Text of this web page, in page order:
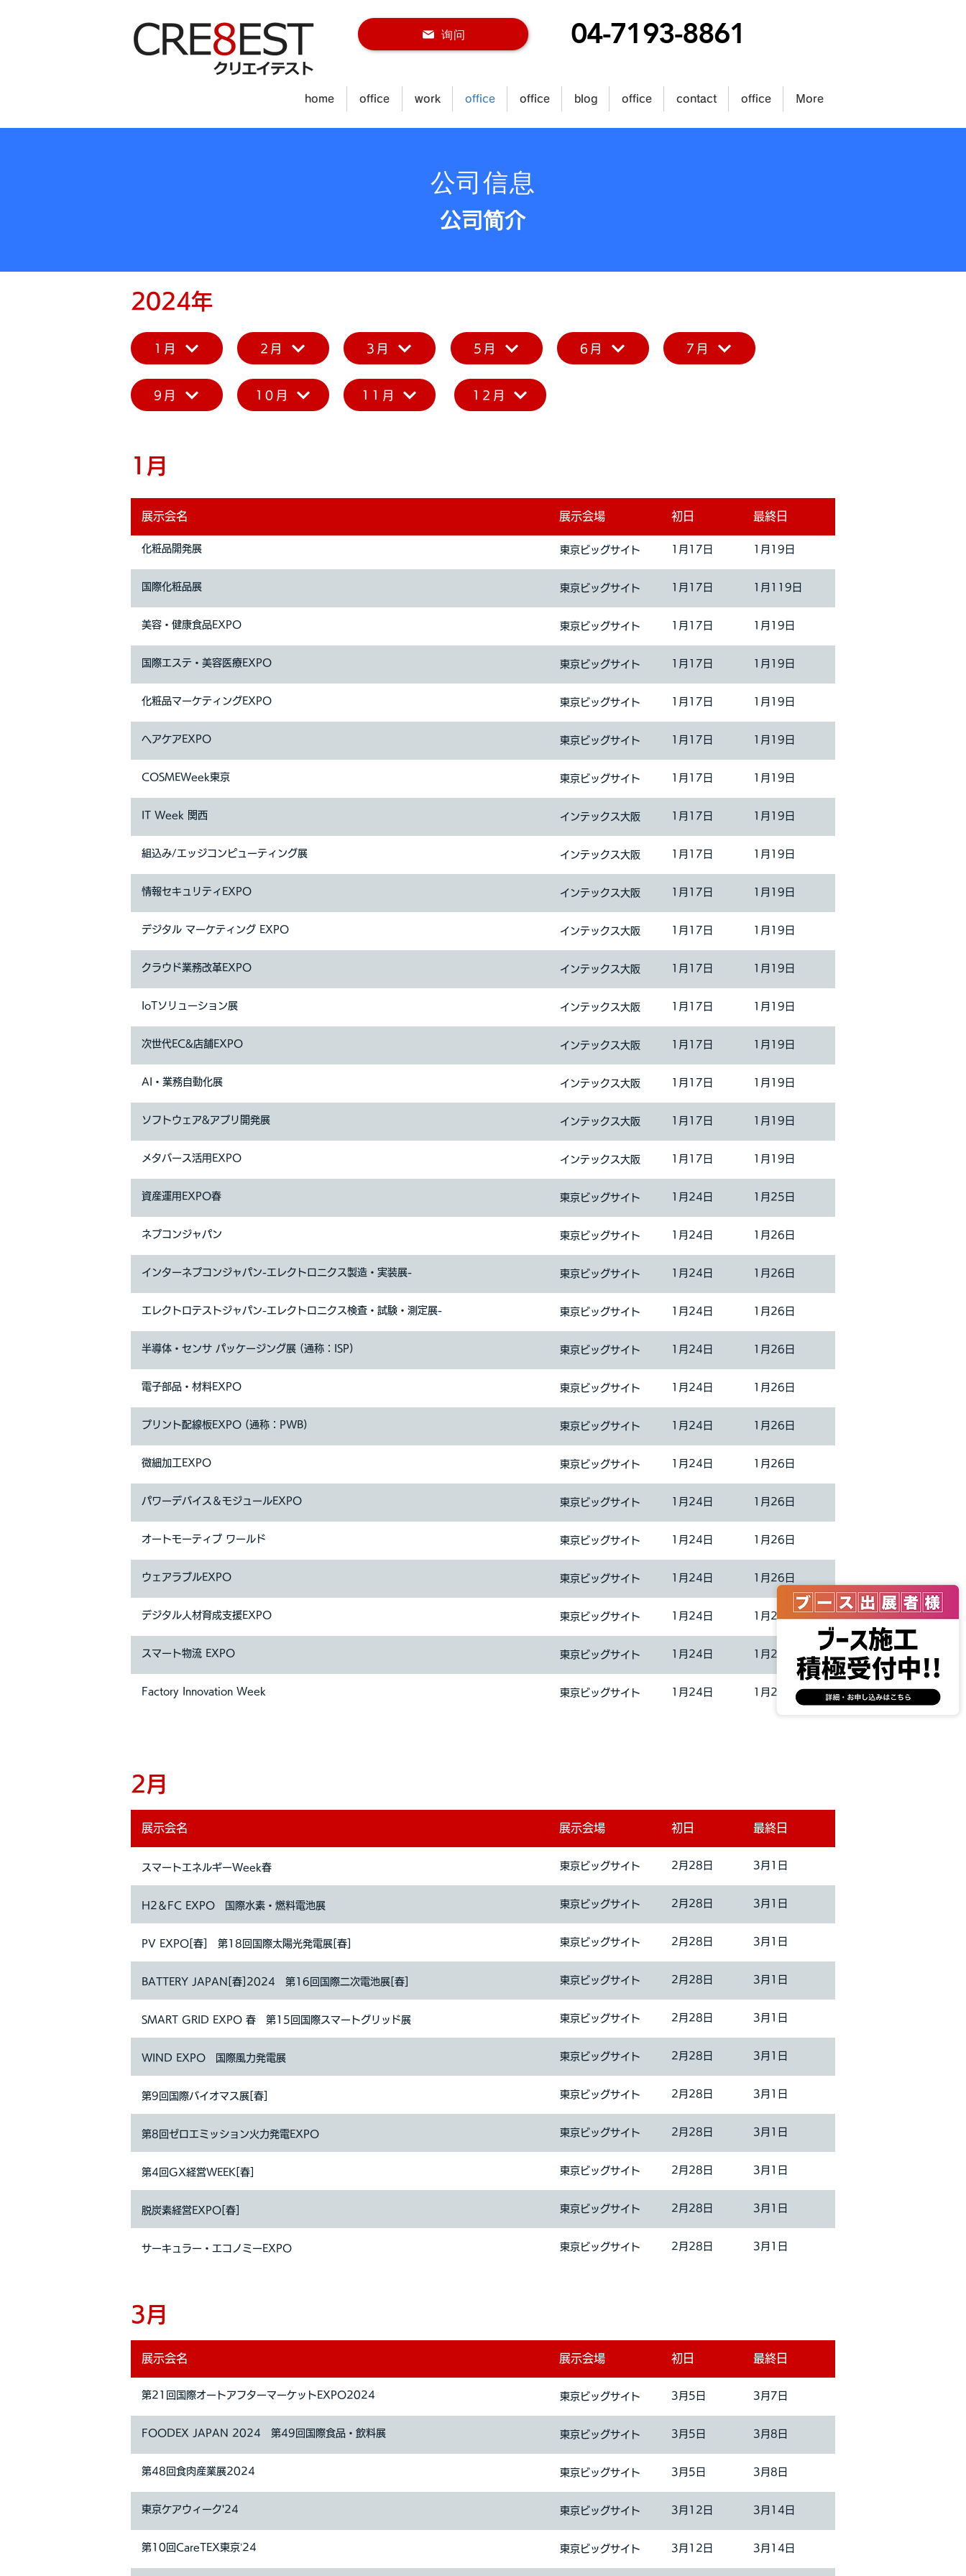
询问 04-7193-8861
home office work office office blog office contact office More
公司信息
公司简介
2024年
1月 2月 3月
9月 10月 11月
5月 6月 7月
12月
1月
展示会名 展示会場 初日 最終日
化粧品開発展 東京ビッグサイト 1月17日 1月19日
国際化粧品展 東京ビッグサイト 1月17日 1月119日
美容・健康食品EXPO 東京ビッグサイト 1月17日 1月19日
国際エステ・美容医療EXPO 東京ビッグサイト 1月17日 1月19日
化粧品マーケティングEXPO 東京ビッグサイト 1月17日 1月19日
ヘアケアEXPO 東京ビッグサイト 1月17日 1月19日
COSMEWeek東京 東京ビッグサイト 1月17日 1月19日
IT Week 関西 インテックス大阪 1月17日 1月19日
組込み/エッジコンピューティング展 インテックス大阪 1月17日 1月19日
情報セキュリティEXPO インテックス大阪 1月17日 1月19日
デジタル マーケティング EXPO インテックス大阪 1月17日 1月19日
クラウド業務改革EXPO インテックス大阪 1月17日 1月19日
IoTソリューション展 インテックス大阪 1月17日 1月19日
次世代EC&店舗EXPO インテックス大阪 1月17日 1月19日
AI・業務自動化展 インテックス大阪 1月17日 1月19日
ソフトウェア&アプリ開発展 インテックス大阪 1月17日 1月19日
メタバース活用EXPO インテックス大阪 1月17日 1月19日
資産運用EXPO春 東京ビッグサイト 1月24日 1月25日
ネプコンジャパン 東京ビッグサイト 1月24日 1月26日
インターネプコンジャパン-エレクトロニクス製造・実装展- 東京ビッグサイト 1月24日 1月26日
エレクトロテストジャパン-エレクトロニクス検査・試験・測定展- 東京ビッグサイト 1月24日 1月26日
半導体・センサ パッケージング展 (通称：ISP) 東京ビッグサイト 1月24日 1月26日
電子部品・材料EXPO 東京ビッグサイト 1月24日 1月26日
プリント配線板EXPO (通称：PWB) 東京ビッグサイト 1月24日 1月26日
微細加工EXPO 東京ビッグサイト 1月24日 1月26日
パワーデバイス＆モジュールEXPO 東京ビッグサイト 1月24日 1月26日
オートモーティブ ワールド 東京ビッグサイト 1月24日 1月26日
ウェアラブルEXPO 東京ビッグサイト 1月24日 1月26日
デジタル人材育成支援EXPO 東京ビッグサイト 1月24日 1月26日
スマート物流 EXPO 東京ビッグサイト 1月24日 1月26日
Factory Innovation Week 東京ビッグサイト 1月24日 1月26日
2月
展示会名 展示会場 初日 最終日
スマートエネルギーWeek春 東京ビッグサイト 2月28日 3月1日
H2＆FC EXPO 国際水素・燃料電池展 東京ビッグサイト 2月28日 3月1日
PV EXPO[春] 第18回国際太陽光発電展[春] 東京ビッグサイト 2月28日 3月1日
BATTERY JAPAN[春]2024 第16回国際二次電池展[春] 東京ビッグサイト 2月28日 3月1日
SMART GRID EXPO 春 第15回国際スマートグリッド展 東京ビッグサイト 2月28日 3月1日
WIND EXPO 国際風力発電展 東京ビッグサイト 2月28日 3月1日
第9回国際バイオマス展[春] 東京ビッグサイト 2月28日 3月1日
第8回ゼロエミッション火力発電EXPO 東京ビッグサイト 2月28日 3月1日
第4回GX経営WEEK[春] 東京ビッグサイト 2月28日 3月1日
脱炭素経営EXPO[春] 東京ビッグサイト 2月28日 3月1日
サーキュラー・エコノミーEXPO 東京ビッグサイト 2月28日 3月1日
3月
展示会名 展示会場 初日 最終日
第21回国際オートアフターマーケットEXPO2024 東京ビッグサイト 3月5日 3月7日
FOODEX JAPAN 2024 第49回国際食品・飲料展 東京ビッグサイト 3月5日 3月8日
第48回食肉産業展2024 東京ビッグサイト 3月5日 3月8日
東京ケアウィーク'24 東京ビッグサイト 3月12日 3月14日
第10回CareTEX東京’24 東京ビッグサイト 3月12日 3月14日